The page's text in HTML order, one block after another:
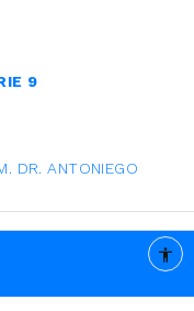
9
DR. ANTONIEGO